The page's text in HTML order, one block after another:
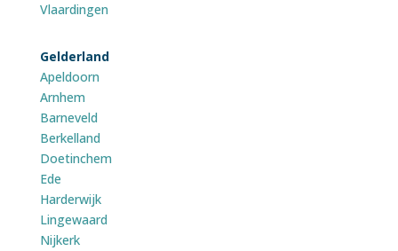
Vlaardingen
Gelderland
Apeldoorn
Arnhem
Barneveld
Berkelland
Doetinchem
Ede
Harderwijk
Lingewaard
Nijkerk